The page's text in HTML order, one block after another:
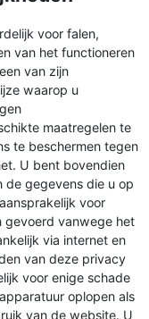
voor falen,
van het functioneren
van zijn
waarop u
maatregelen te
te beschermen tegen
U bent bovendien
de gegevens die u op
voor
gevoerd vanwege het
via internet en
van deze privacy
voor enige schade
oplopen als
van de website. U